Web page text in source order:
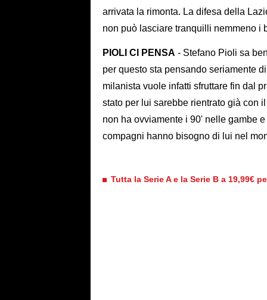
arrivata la rimonta. La difesa della
non può lasciare tranquilli nemmeno i
PIOLI CI PENSA - Stefano Pioli sa
per questo sta pensando seriamente
milanista vuole infatti sfruttare fin dal
stato per lui sarebbe rientrato già con
non ha ovviamente i 90' nelle gambe
compagni hanno bisogno di lui nel
Tutta la Serie A e la Serie B a 19,99€